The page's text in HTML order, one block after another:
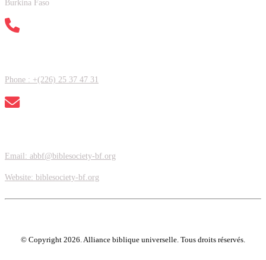
Burkina Faso
Phone : +(226) 25 37 47 31
Email: abbf@biblesociety-bf.org
Website: biblesociety-bf.org
© Copyright 2026. Alliance biblique universelle. Tous droits réservés.